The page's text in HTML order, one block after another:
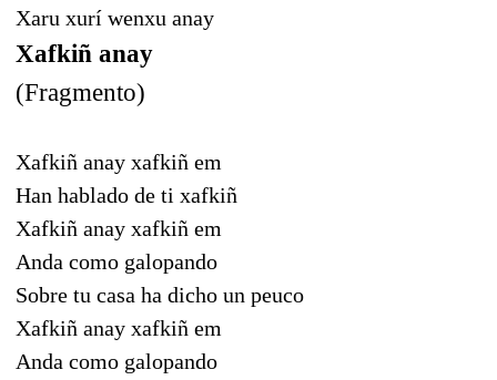
Xaru xurí wenxu anay
Xafkiñ anay
(Fragmento)
Xafkiñ anay xafkiñ em
Han hablado de ti xafkiñ
Xafkiñ anay xafkiñ em
Anda como galopando
Sobre tu casa ha dicho un peuco
Xafkiñ anay xafkiñ em
Anda como galopando